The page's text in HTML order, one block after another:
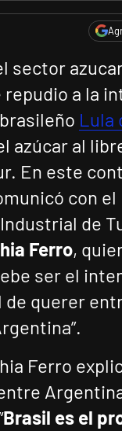
sector
a la
Lula
azúcar al
En este
con
de
Ferro,
ser el
de querer
Ferro
Brasil es el